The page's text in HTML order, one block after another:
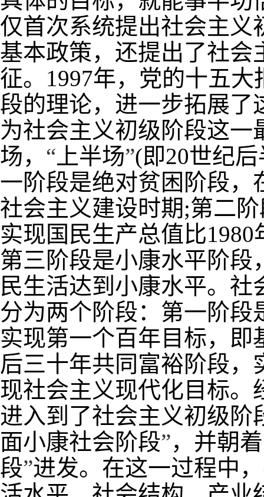
仅首次系统提出社会主义
基本政策，还提出了社会
征。 1997年，党的十五大
段的理论，进一步拓展了
为社会主义初级阶段这
场， “ 上半场”(即20世纪
一阶段是绝对贫困阶段，
社会主义建设时期;第二
实现国民生产总值比1980
第三阶段是小康水平阶
民生活达到小康水平。社
分为两个阶段：第一阶
实现第一个百年目标，即
后三十年共同富裕阶段
现社会主义现代化目标。
进入到了社会主义初级阶
面小康社会阶段”，并朝着
段”进发。在这一过程中